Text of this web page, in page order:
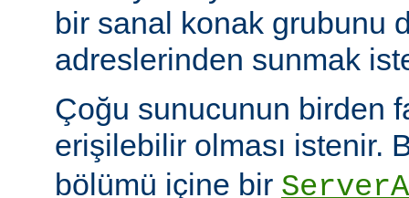
bir sanal konak grubunu
adreslerinden sunmak
Çoğu sunucunun birden
erişilebilir olması istenir.
bölümü içine bir